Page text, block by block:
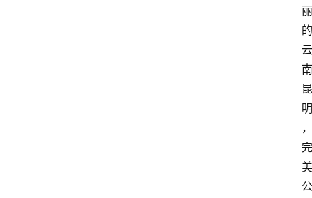
丽
的
云
南
昆
明
，
完
美
公